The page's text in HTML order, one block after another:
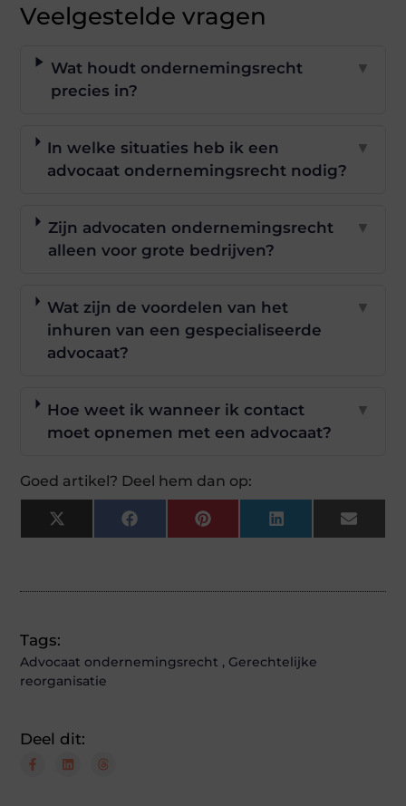
Veelgestelde vragen
Wat houdt ondernemingsrecht
precies in?
▼
In welke situaties heb ik een
advocaat ondernemingsrecht nodig?
▼
Zijn advocaten ondernemingsrecht
alleen voor grote bedrijven?
▼
Wat zijn de voordelen van het
inhuren van een gespecialiseerde
advocaat?
▼
Hoe weet ik wanneer ik contact
moet opnemen met een advocaat?
▼
Goed artikel? Deel hem dan op:
X
(Twitter)
FacebookPinterestLinkedInEmail
Tags:
Advocaat ondernemingsrecht , Gerechtelijke
reorganisatie
Deel dit: